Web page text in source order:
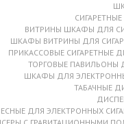
ВИТРИНЫ ШКАФЫ ДЛЯ
ШКАФЫ ВИТРИНЫ ДЛЯ
ПРИКАССОВЫЕ СИГАРЕТНЫЕ
ТОРГОВЫЕ ПАВИЛЬОНЫ
ШКАФЫ ДЛЯ
ТАБАЧНЫЕ
ДЛЯ ЭЛЕКТРОННЫХ